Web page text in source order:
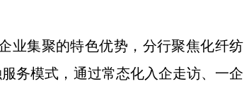
业集聚的特色优势，分行聚焦化纤纺
务模式，通过常态化入企走访、一企